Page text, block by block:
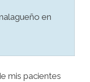
en
mis pacientes